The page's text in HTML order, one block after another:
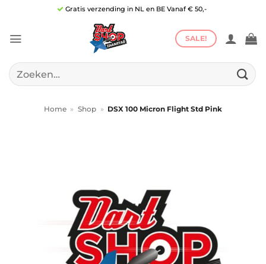
inhoud
Gratis verzending in NL en BE Vanaf € 50,-
SALE!
Zoeken
naar:
Home » Shop » DSX 100 Micron Flight Std Pink